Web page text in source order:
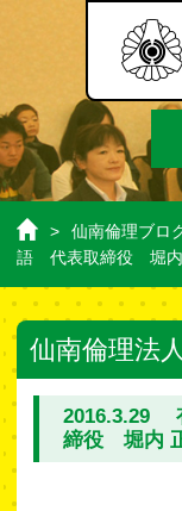
ホ
> 仙南倫理ブロ
語 代表取締役 堀内
仙南倫理法
2016.3.29
締役 堀内